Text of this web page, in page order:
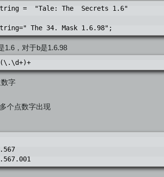
= "Tale: The Secrets 1.6"
The 34. Mask 1.6.98";
1.6，对于b是1.6.98
字
个点数字出现